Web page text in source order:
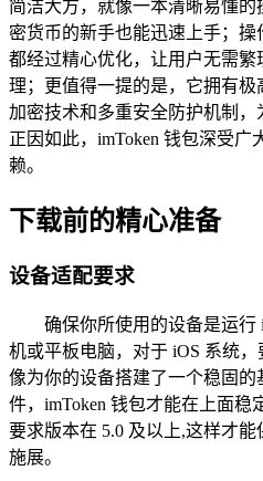
简洁大方，就像一本清晰易懂
密货币的新手也能迅速上手；
都经过精心优化，让用户无需
理；更值得一提的是，它拥有
加密技术和多重安全防护机制，
正因如此，imToken 钱包深受
赖。
下载前的精心准备
设备适配要求
确保你所使用的设备是运行
机或平板电脑，对于 iOS 系统
像为你的设备搭建了一个稳固
件，imToken 钱包才能在上面稳
要求版本在 5.0 及以上,这样才
施展。